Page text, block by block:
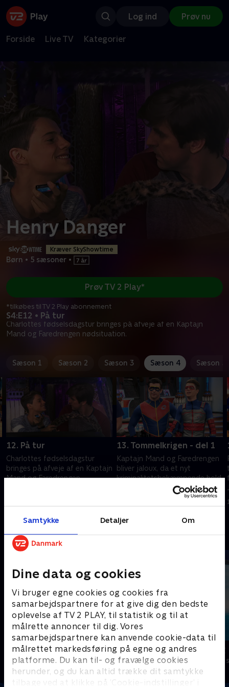
Samtykke Detaljer Om
Dine data og cookies
Vi bruger egne cookies og cookies fra
samarbejdspartnere for at give dig den bedste
oplevelse af TV 2 PLAY, til statistik og til at
målrette annoncer til dig. Vores
samarbejdspartnere kan anvende cookie-data til
målrettet markedsføring på egne og andres
platforme. Du kan til- og fravælge cookies
herunder, og du kan altid trække dit samtykke
tilbage ved at klikke på ’Cookie-indstillinger’ i
Log ind Prøv nu
Forside Live TV Kategorier
Henry Danger
Kræver SkyShowtime
Børn • 5 sæsoner •
S4:E12 • På tur
Charlottes fødselsdagstur bringes på afveje af en Kaptajn
Mand og Faredrengen nødsituation.
Prøv TV 2 Play*
*tilkøbes til TV 2 Play abonnement
Sæson 1 Sæson 2 Sæson 3 Sæson 4 Sæson 5
12. På tur
Charlottes fødselsdagstur
bringes på afveje af en Kaptajn
Mand og Faredrengen
13. Tommelkrigen - del 1
Kaptajn Mand og Faredrengen
bliver jaloux, da et nyt
kriminalitetsbekæmpende hold
kommer til Swellview.
Andre så også
Oiii-Gården
Børneserier • 3 sæsoner
Vicke Viking
Børneserier • 1